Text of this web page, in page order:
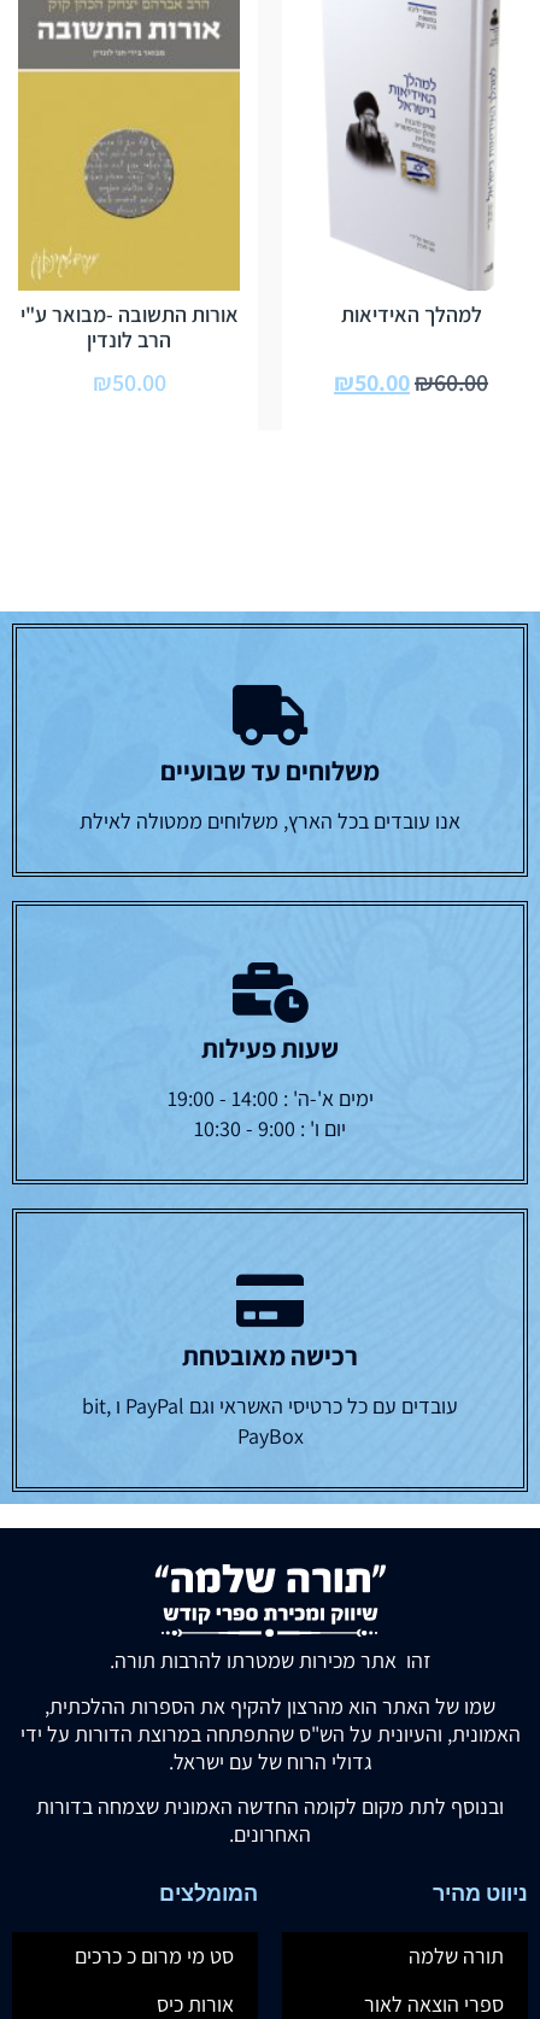
למהלך האידיאות
₪60.00
₪50.00
אורות התשובה -מבואר ע"י
הרב לונדין
₪50.00
משלוחים עד שבועיים
אנו עובדים בכל הארץ, משלוחים ממטולה לאילת
שעות פעילות
ימים א'-ה' : 14:00 - 19:00
יום ו' : 9:00 - 10:30
רכישה מאובטחת
עובדים עם כל כרטיסי האשראי וגם PayPal ו bit,
PayBox
זהו אתר מכירות שמטרתו להרבות תורה.
שמו של האתר הוא מהרצון להקיף את הספרות ההלכתית,
האמונית, והעיונית על הש"ס שהתפתחה במרוצת הדורות על ידי
גדולי הרוח של עם ישראל.
ובנוסף לתת מקום לקומה החדשה האמונית שצמחה בדורות
האחרונים.
ניווט מהיר
תורה שלמה
ספרי הוצאה לאור
המומלצים
סט מי מרום כ כרכים
אורות כיס